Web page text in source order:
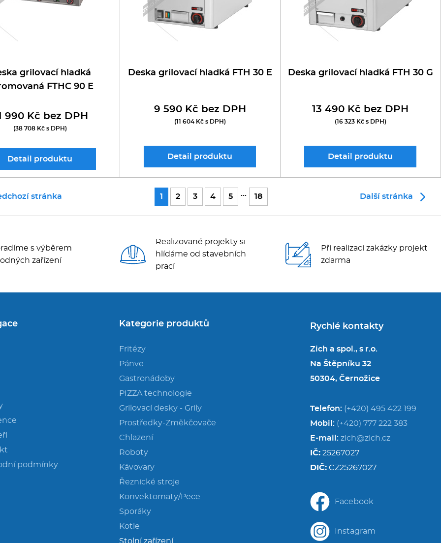
grilovací hladká
FTHC 90 E
990 Kč bez DPH
(38 708 Kč s DPH)
Detail produktu
Deska grilovací hladká FTH 30 E
9 590 Kč bez DPH
(11 604 Kč s DPH)
Detail produktu
Deska grilovací hladká FTH 30 G
13 490 Kč bez DPH
(16 323 Kč s DPH)
Detail produktu
stránka 1 2 3 4 5 ... 18 Další stránka
s výběrem
zařízení
Realizované projekty si
hlídáme od stavebních
prací
Při realizaci zakázky projekt
zdarma
podmínky
Kategorie produktů
Fritézy
Pánve
Gastronádoby
PIZZA technologie
Grilovací desky - Grily
Prostředky-Změkčovače
Chlazení
Roboty
Kávovary
Řeznické stroje
Konvektomaty/Pece
Sporáky
Kotle
Stolní zařízení
Rychlé kontakty
Zich a spol., s r.o.
Na Štěpníku 32
50304, Černožice
Telefon: (+420) 495 422 199
Mobil: (+420) 777 222 383
E-mail: zich@zich.cz
IČ: 25267027
DIČ: CZ25267027
Facebook
Instagram